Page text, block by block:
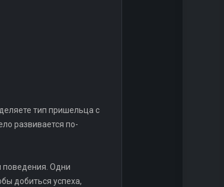
тип пришельца с
развивается по-
поведения. Одни
добиться успеха,